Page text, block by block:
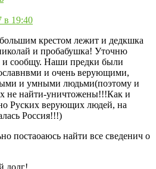
в 19:40
крестом лежит и дедкшка
и пробабушка! Уточню
и сообщу. Наши предки были
и очень верующими,
и умными людьми(поэтому и
не найти-уничтожены!!!Как и
Руских верующих людей, на
Россия!!!)
постаоаюсь найти все сведенич о